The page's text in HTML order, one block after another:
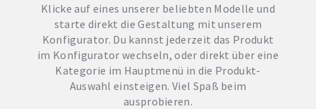
Klicke auf eines unserer beliebten Modelle und
starte direkt die Gestaltung mit unserem
Konfigurator. Du kannst jederzeit das Produkt
im Konfigurator wechseln, oder direkt über eine
Kategorie im Hauptmenü in die Produkt-
Auswahl einsteigen. Viel Spaß beim
ausprobieren.